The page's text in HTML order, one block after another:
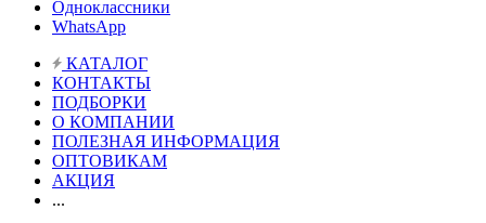
Одноклассники
WhatsApp
КАТАЛОГ
КОНТАКТЫ
ПОДБОРКИ
О КОМПАНИИ
ПОЛЕЗНАЯ ИНФОРМАЦИЯ
ОПТОВИКАМ
АКЦИЯ
...